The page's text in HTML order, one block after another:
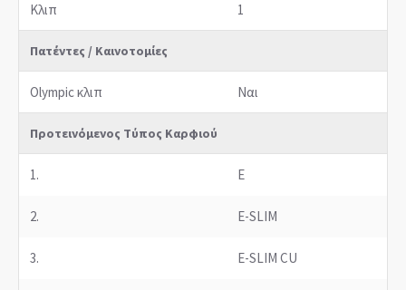
Κλιπ 1
Πατέντες / Καινοτομίες
Olympic κλιπ Ναι
Προτεινόμενος Τύπος Καρφιού
1. E
2. E-SLIM
3. E-SLIM CU